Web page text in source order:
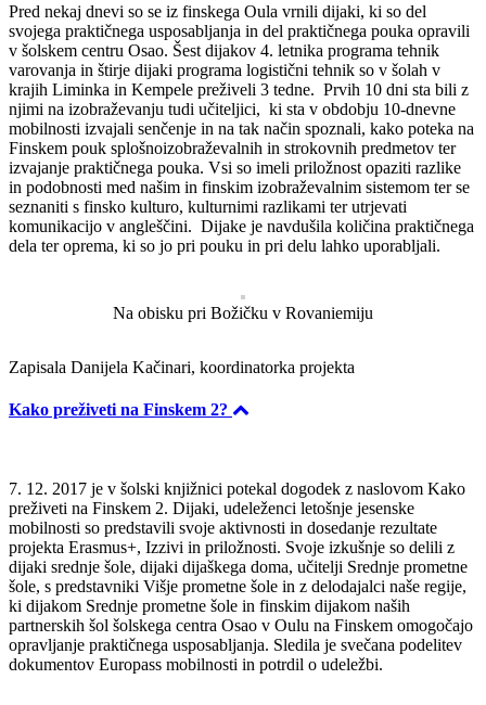
Pred nekaj dnevi so se iz finskega Oula vrnili dijaki, ki so del
svojega praktičnega usposabljanja in del praktičnega pouka opravili
v šolskem centru Osao. Šest dijakov 4. letnika programa tehnik
varovanja in štirje dijaki programa logistični tehnik so v šolah v
krajih Liminka in Kempele preživeli 3 tedne. Prvih 10 dni sta bili z
njimi na izobraževanju tudi učiteljici, ki sta v obdobju 10-dnevne
mobilnosti izvajali senčenje in na tak način spoznali, kako poteka na
Finskem pouk splošnoizobraževalnih in strokovnih predmetov ter
izvajanje praktičnega pouka. Vsi so imeli priložnost opaziti razlike
in podobnosti med našim in finskim izobraževalnim sistemom ter se
seznaniti s finsko kulturo, kulturnimi razlikami ter utrjevati
komunikacijo v angleščini. Dijake je navdušila količina praktičnega
dela ter oprema, ki so jo pri pouku in pri delu lahko uporabljali.
Na obisku pri Božičku v Rovaniemiju
Zapisala Danijela Kačinari, koordinatorka projekta
Kako preživeti na Finskem 2?
7. 12. 2017 je v šolski knjižnici potekal dogodek z naslovom Kako
preživeti na Finskem 2. Dijaki, udeleženci letošnje jesenske
mobilnosti so predstavili svoje aktivnosti in dosedanje rezultate
projekta Erasmus+, Izzivi in priložnosti. Svoje izkušnje so delili z
dijaki srednje šole, dijaki dijaškega doma, učitelji Srednje prometne
šole, s predstavniki Višje prometne šole in z delodajalci naše regije,
ki dijakom Srednje prometne šole in finskim dijakom naših
partnerskih šol šolskega centra Osao v Oulu na Finskem omogočajo
opravljanje praktičnega usposabljanja. Sledila je svečana podelitev
dokumentov Europass mobilnosti in potrdil o udeležbi.